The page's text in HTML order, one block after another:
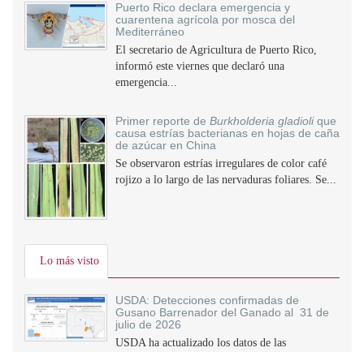
Puerto Rico declara emergencia y
cuarentena agrícola por mosca del
Mediterráneo
El secretario de Agricultura de Puerto Rico,
informó este viernes que declaró una
emergencia...
Primer reporte de Burkholderia gladiolique
causa estrías bacterianas en hojas de caña
de azúcar en China
Se observaron estrías irregulares de color café
rojizo a lo largo de las nervaduras foliares. Se...
Lo más visto
USDA: Detecciones confirmadas de
Gusano Barrenador del Ganado al 31 de
julio de 2026
USDA ha actualizado los datos de las